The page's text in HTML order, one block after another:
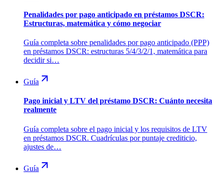
Penalidades por pago anticipado en préstamos DSCR:
Estructuras, matemática y cómo negociar
Guía completa sobre penalidades por pago anticipado (PPP)
en préstamos DSCR: estructuras 5/4/3/2/1, matemática para
decidir si…
Guía
Pago inicial y LTV del préstamo DSCR: Cuánto necesita
realmente
Guía completa sobre el pago inicial y los requisitos de LTV
en préstamos DSCR. Cuadrículas por puntaje crediticio,
ajustes de…
Guía